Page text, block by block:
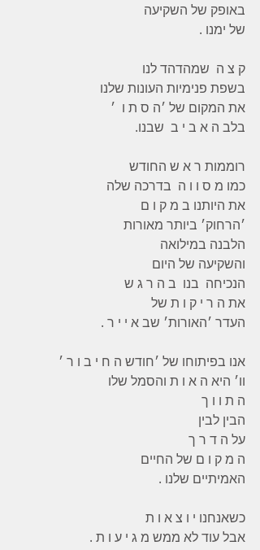
באופק של השקיעה
של ימנו .
ק צ ה  שמהדהד לנו
בשפת פנימיות העונות שלנו
את המקום של ׳ה ס ת ו  ׳
בלב ה א ב י ב  שבנו.
רוממות ר א ש החודש
כמו מ ס ו ו ה  בדרכה שלה
את היותנו ב מ ק ו ם
׳הרחוק׳ ביותר מאורות
הלבנה במילואה
והשקיעה של היום
הנכיחה  בנו  ב ה ר ג ש
את ה ר י ק ו ת של
העדר ׳האורות׳ שב א י י ר .
אנו בפיתוחו של ׳חודש ה ח י ב ו ר ׳
וו׳ היא ה א ו ת והסמל שלו
ה ת ו ו ך
הבין לבין
על ה ד ר ך
ה מ ק ו ם של החיים
האמיתיים שלנו .
כשאנחנו י ו צ א ו ת
אבל עוד לא ממש מ ג י ע ו ת .